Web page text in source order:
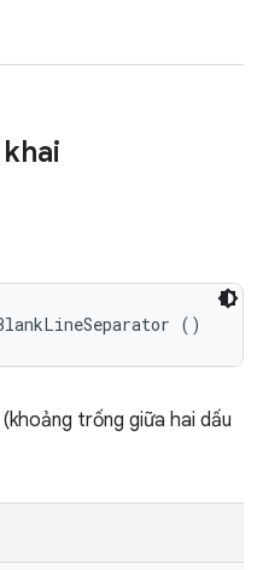
()
trống giữa hai dấu